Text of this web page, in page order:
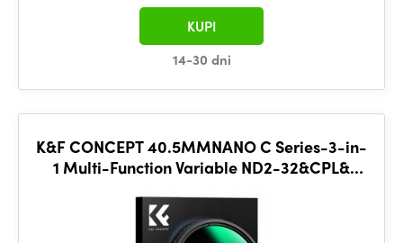
14-30 dni
KUPI
K&F CONCEPT 40.5MMNANO C Series-3-in-
1 Multi-Function Variable ND2-32&CPL&